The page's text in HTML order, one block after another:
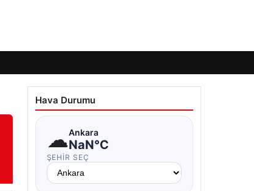
Hava Durumu
☁Ankara
NaN°C
ŞEHIR SEÇ